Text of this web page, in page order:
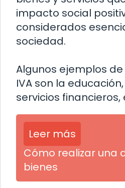
impacto social
considerados
sociedad.
Algunos ejemplos
IVA son la
servicios financieros,
Leer más
Cómo realizar una
bienes